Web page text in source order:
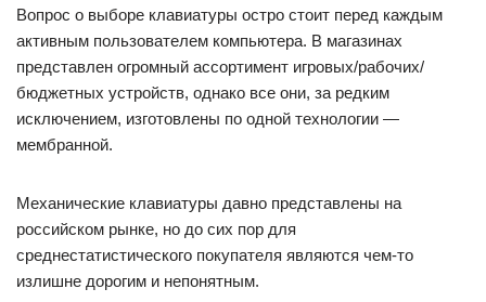
Вопрос о выборе клавиатуры остро стоит перед каждым
активным пользователем компьютера. В магазинах
представлен огромный ассортимент игровых/рабочих/
бюджетных устройств, однако все они, за редким
исключением, изготовлены по одной технологии —
мембранной.
Механические клавиатуры давно представлены на
российском рынке, но до сих пор для
среднестатистического покупателя являются чем-то
излишне дорогим и непонятным.